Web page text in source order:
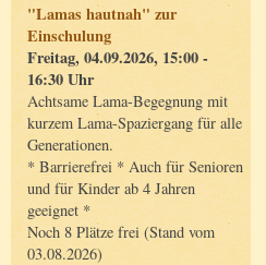
"Lamas hautnah" zur
Einschulung
Freitag, 04.09.2026, 15:00 -
16:30 Uhr
Achtsame Lama-Begegnung mit
kurzem Lama-Spaziergang für alle
Generationen.
* Barrierefrei * Auch für Senioren
und für Kinder ab 4 Jahren
geeignet *
Noch 8 Plätze frei (Stand vom
03.08.2026)